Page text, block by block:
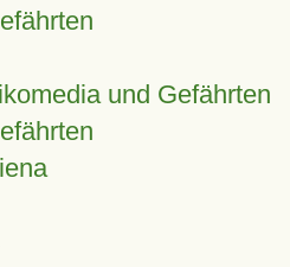
und Gefährten